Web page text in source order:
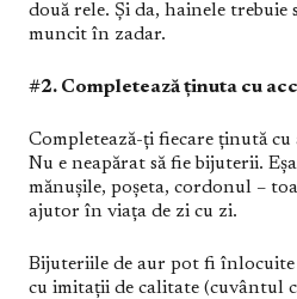
două rele. Și da, hainele
muncit în zadar.
#2. Completează ținuta cu
Completează-ți fiecare ținută cu
Nu e neapărat să fie bijuterii.
mănușile, poșeta, cordonul –
ajutor în viața de zi cu zi.
Bijuteriile de aur pot fi
cu imitații de calitate (cuvântul